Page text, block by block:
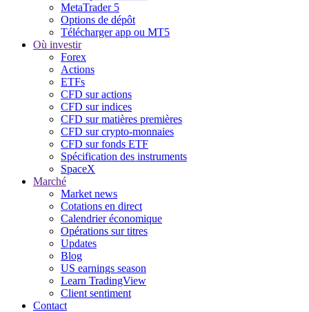
MetaTrader 5
Options de dépôt
Télécharger app ou MT5
Où investir
Forex
Actions
ETFs
CFD sur actions
CFD sur indices
CFD sur matières premières
CFD sur crypto-monnaies
CFD sur fonds ETF
Spécification des instruments
SpaceX
Marché
Market news
Cotations en direct
Calendrier économique
Opérations sur titres
Updates
Blog
US earnings season
Learn TradingView
Client sentiment
Contact